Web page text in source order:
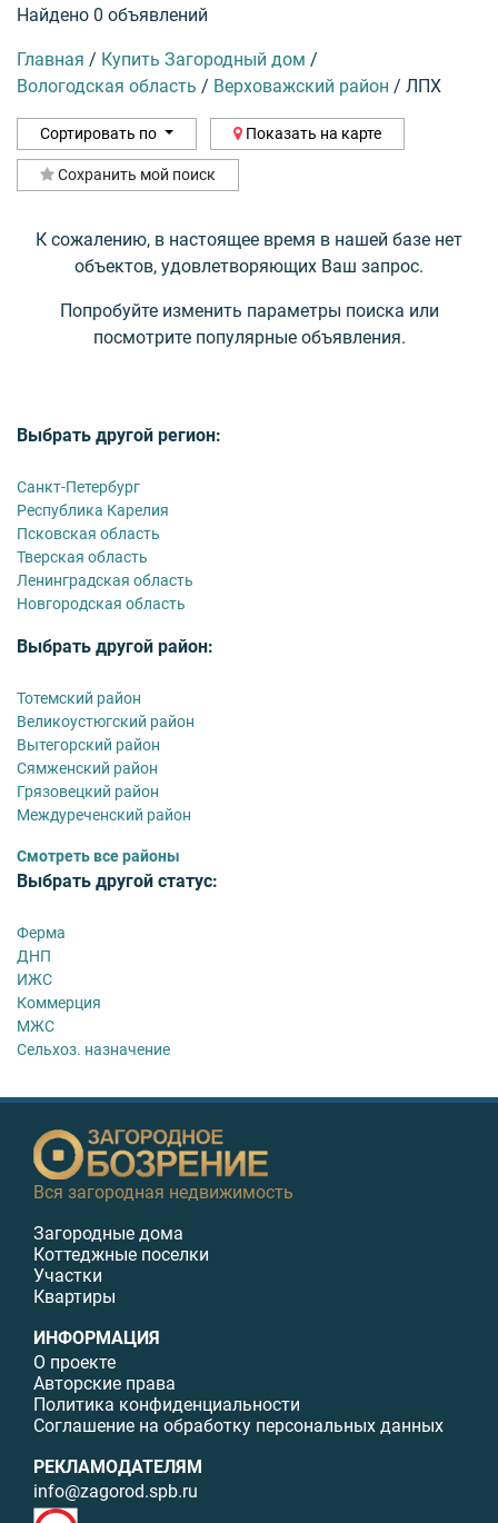
Найдено 0 объявлений
Главная / Купить Загородный дом /
Вологодская область / Верховажский район / ЛПХ
Сортировать по Показать на карте
Сохранить мой поиск
К сожалению, в настоящее время в нашей базе нет
объектов, удовлетворяющих Ваш запрос.
Попробуйте изменить параметры поиска или
посмотрите популярные объявления.
Выбрать другой регион:
Санкт-Петербург
Республика Карелия
Псковская область
Тверская область
Ленинградская область
Новгородская область
Выбрать другой район:
Тотемский район
Великоустюгский район
Вытегорский район
Сямженский район
Грязовецкий район
Междуреченский район
Смотреть все районы
Выбрать другой статус:
Ферма
ДНП
ИЖС
Коммерция
МЖС
Сельхоз. назначение
Вся загородная недвижимость
Загородные дома
Коттеджные поселки
Участки
Квартиры
ИНФОРМАЦИЯ
О проекте
Авторские права
Политика конфиденциальности
Соглашение на обработку персональных данных
РЕКЛАМОДАТЕЛЯМ
info@zagorod.spb.ru